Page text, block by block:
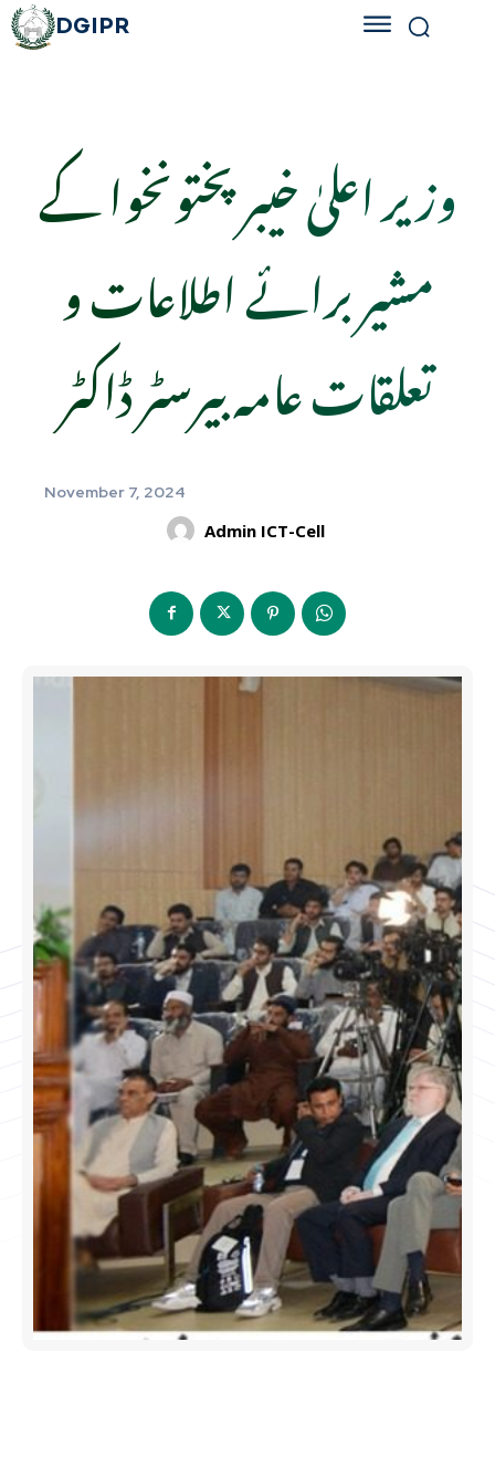
DGIPR
وزیر اعلیٰ خیبرپختونخوا کے
مشیر برائے اطلاعات و
تعلقات عامہ بیرسٹر ڈاکٹر
November 7, 2024
Admin ICT-Cell